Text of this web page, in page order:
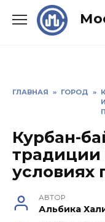
ГЛАВНАЯ » ГОРОД »
Курбан-
традиции
условиях
АВТОР
Альбика